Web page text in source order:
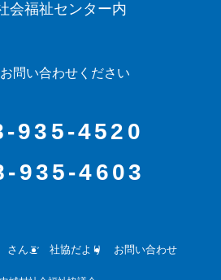
会福祉センター内
問い合わせください
935-4520
935-4603
さんご 社協だより お問い合わせ